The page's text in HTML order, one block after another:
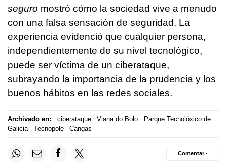
seguro mostró cómo la sociedad vive a menudo
con una falsa sensación de seguridad. La
experiencia evidenció que cualquier persona,
independientemente de su nivel tecnológico,
puede ser víctima de un ciberataque,
subrayando la importancia de la prudencia y los
buenos hábitos en las redes sociales.
Archivado en: ciberataque Viana do Bolo
Parque Tecnolóxico de
Galicia
Tecnopole Cangas
Comentar ·